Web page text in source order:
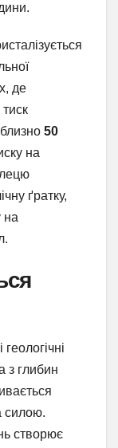
де
тиск
50
на
ґратку,
на
з глибин
силою.
створює